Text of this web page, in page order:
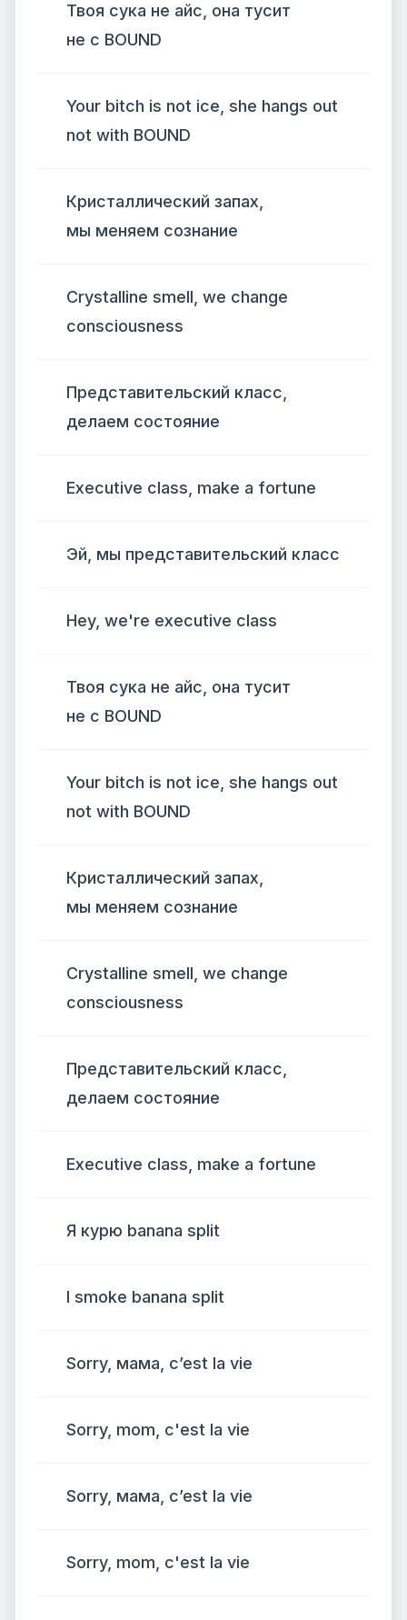
Твоя сука не айс, она тусит
не с BOUND
Your bitch is not ice, she hangs out
not with BOUND
Кристаллический запах,
мы меняем сознание
Crystalline smell, we change
consciousness
Представительский класс,
делаем состояние
Executive class, make a fortune
Эй, мы представительский класс
Hey, we're executive class
Твоя сука не айс, она тусит
не с BOUND
Your bitch is not ice, she hangs out
not with BOUND
Кристаллический запах,
мы меняем сознание
Crystalline smell, we change
consciousness
Представительский класс,
делаем состояние
Executive class, make a fortune
Я курю banana split
I smoke banana split
Sorry, мама, c’est la vie
Sorry, mom, c'est la vie
Sorry, мама, c’est la vie
Sorry, mom, c'est la vie